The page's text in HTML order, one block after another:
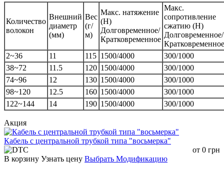
Количество
волокон
Внешний
диаметр
(мм)
Вес
(г/
м)
Макс. натяжение
(Н)
Долговременное/
Кратковременное
Макс.
сопротивление
сжатию (Н)
Долговременное/
Кратковременное
2~36
11 115 1500/4000
300/1000
38~72
11.5 120 1500/4000
300/1000
74~96
12 130 1500/4000
300/1000
98~120
12.5 160 1500/4000
300/1000
122~144
14 190 1500/4000 300/1000
Акция
Кабель с центральной трубкой типа "восьмерка"
от 0 грн
В корзину Узнать цену Выбрать Модификацию